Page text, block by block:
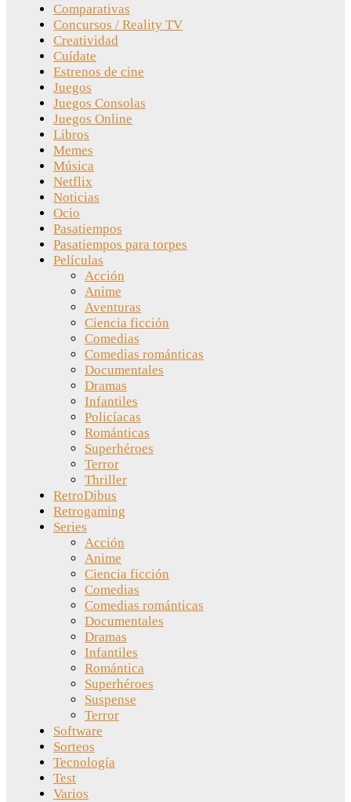
Comparativas
Concursos / Reality TV
Creatividad
Cuídate
Estrenos de cine
Juegos
Juegos Consolas
Juegos Online
Libros
Memes
Música
Netflix
Noticias
Ocio
Pasatiempos
Pasatiempos para torpes
Películas
Acción
Anime
Aventuras
Ciencia ficción
Comedias
Comedias románticas
Documentales
Dramas
Infantiles
Policíacas
Románticas
Superhéroes
Terror
Thriller
RetroDibus
Retrogaming
Series
Acción
Anime
Ciencia ficción
Comedias
Comedias románticas
Documentales
Dramas
Infantiles
Romántica
Superhéroes
Suspense
Terror
Software
Sorteos
Tecnología
Test
Varios